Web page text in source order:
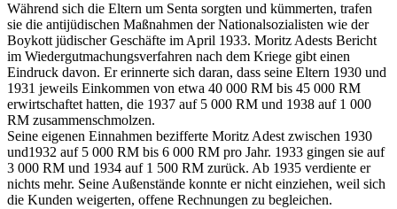
Während sich die Eltern um Senta sorgten und kümmerten, trafen
sie die antijüdischen Maßnahmen der Nationalsozialisten wie der
Boykott jüdischer Geschäfte im April 1933. Moritz Adests Bericht
im Wiedergutmachungsverfahren nach dem Kriege gibt einen
Eindruck davon. Er erinnerte sich daran, dass seine Eltern 1930 und
1931 jeweils Einkommen von etwa 40 000 RM bis 45 000 RM
erwirtschaftet hatten, die 1937 auf 5 000 RM und 1938 auf 1 000
RM zusammenschmolzen.
Seine eigenen Einnahmen bezifferte Moritz Adest zwischen 1930
und1932 auf 5 000 RM bis 6 000 RM pro Jahr. 1933 gingen sie auf
3 000 RM und 1934 auf 1 500 RM zurück. Ab 1935 verdiente er
nichts mehr. Seine Außenstände konnte er nicht einziehen, weil sich
die Kunden weigerten, offene Rechnungen zu begleichen.